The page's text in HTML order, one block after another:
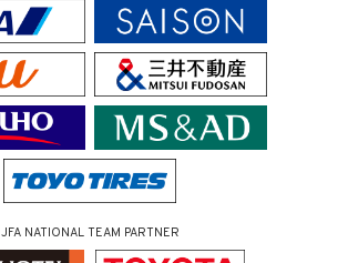
JFA NATIONAL TEAM PARTNER